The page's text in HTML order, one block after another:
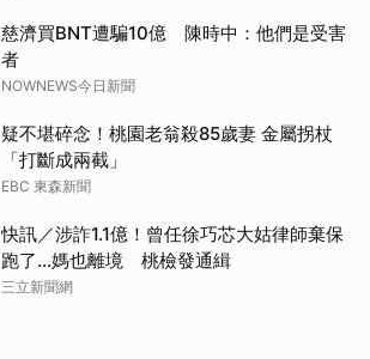
慈濟買BNT遭騙10億 陳時中：他們是受害
者
NOWNEWS今日新聞
疑不堪碎念！桃園老翁殺85歲妻 金屬拐杖
「打斷成兩截」
EBC 東森新聞
快訊／涉詐1.1億！曾任徐巧芯大姑律師棄保
跑了…媽也離境 桃檢發通緝
三立新聞網